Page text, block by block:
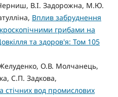
В.І. Задорожна, М.Ю.
Вплив забруднення
грибами на
та здоров'я: Том 105
О.В. Молчанець,
С.П. Задкова,
стічних вод промислових